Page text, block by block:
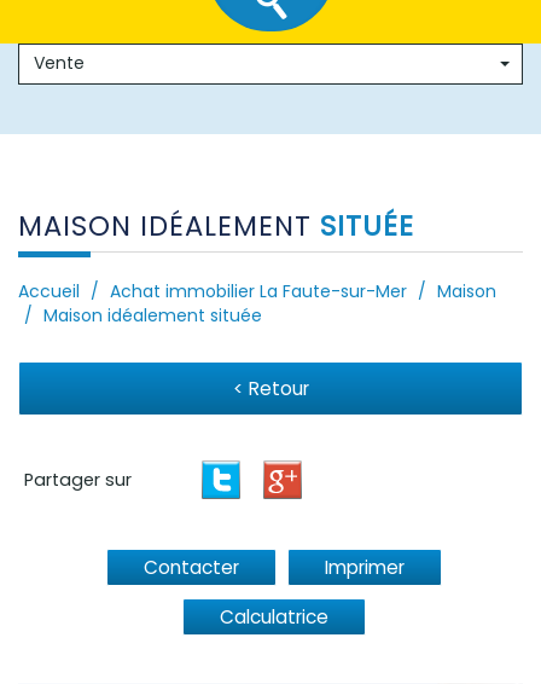
Vente
MAISON IDÉALEMENT SITUÉE
Accueil Achat immobilier La Faute-sur-Mer
Maison
Maison idéalement située
< Retour
Partager sur
Contacter
Imprimer
Calculatrice